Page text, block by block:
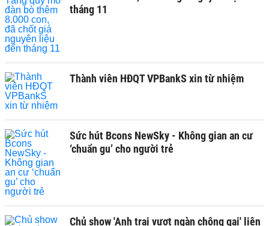
tháng 11
Thành viên HĐQT VPBankS xin từ nhiệm
Sức hút Bcons NewSky - Không gian an cư
‘chuẩn gu’ cho người trẻ
Chủ show 'Anh trai vượt ngàn chông gai' liên